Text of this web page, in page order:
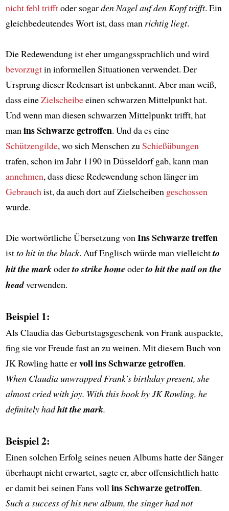
nicht fehl trifftoder sogarden Nagel auf den Kopf trifft. Ein
gleichbedeutendes Wort ist, dass man richtig liegt.
Die Redewendung ist eher umgangssprachlich und wird
bevorzugtin informellen Situationen verwendet. Der
Ursprung dieser Redensart ist unbekannt. Aber man weiß,
dass eineZielscheibeeinen schwarzen Mittelpunkt hat.
Und wenn man diesen schwarzen Mittelpunkt trifft, hat
man ins Schwarze getroffen. Und da es eine
Schützengilde, wo sich Menschen zu Schießübungen
trafen, schon im Jahr 1190 in Düsseldorf gab, kann man
annehmen, dass diese Redewendung schon länger im
Gebrauch ist, da auch dort auf Zielscheiben geschossen
wurde.
Die wortwörtliche Übersetzung von Ins Schwarze treffen
istto hit in the black. Auf Englisch würde man vielleichtto
hit the markoderto strike home oderto hit the nail on the
headverwenden.
Beispiel 1:
Als Claudia das Geburtstagsgeschenk von Frank auspackte,
fing sie vor Freude fast an zu weinen. Mit diesem Buch von
JK Rowling hatte ervoll ins Schwarze getroffen.
When Claudia unwrapped Frank's birthday present, she
almost cried with joy. With this book by JK Rowling, he
definitely hadhit the mark.
Beispiel 2:
Einen solchen Erfolg seines neuen Albums hatte der Sänger
überhaupt nicht erwartet, sagte er, aber offensichtlich hatte
er damit bei seinen Fans voll ins Schwarze getroffen.
Such a success of his new album, the singer had not